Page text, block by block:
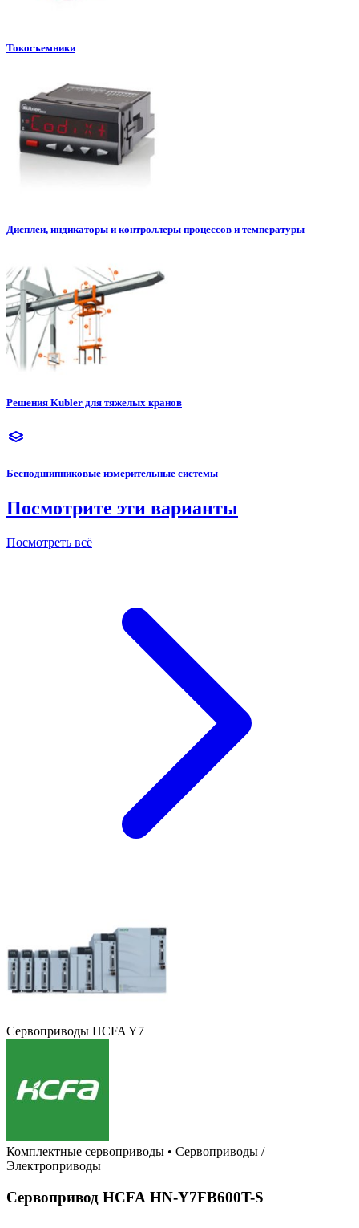
Токосъемники
Дисплеи, индикаторы и контроллеры процессов и температуры
Решения Kubler для тяжелых кранов
Бесподшипниковые измерительные системы
Посмотрите эти варианты
Посмотреть всё
Сервоприводы HCFA Y7
Комплектные сервоприводы • Сервоприводы /
Электроприводы
Сервопривод HCFA HN-Y7FB600T-S